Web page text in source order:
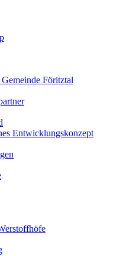
Föritztal
Entwicklungskonzept